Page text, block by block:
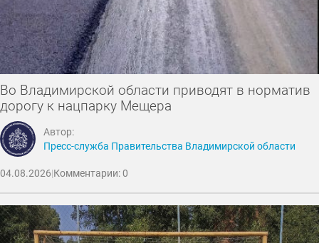
Во Владимирской области приводят в норматив
дорогу к нацпарку Мещера
Автор:
Пресс-служба Правительства Владимирской области
04.08.2026|Комментарии: 0